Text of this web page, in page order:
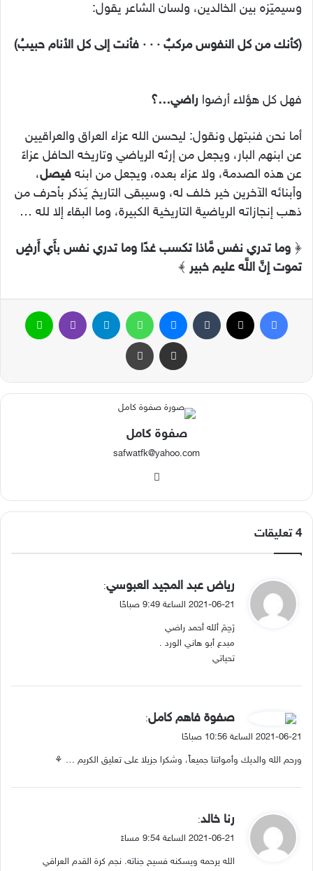
وسيميّزه بين الخالدين، ولسان الشاعر يقول:
(كأنك من كل النفوس مركبٌ · · · فأنت إلى كل الأنام حبيبُ)
فهل كل هؤلاء أرضوا راضي…؟
أما نحن فنبتهل ونقول: ليحسن الله عزاء العراق والعراقيين
عن ابنهم البار، ويجعل من إرثه الرياضي وتاريخه الحافل عزاءً
عن هذه الصدمة، ولا عزاء بعده، ويجعل من ابنه فيصل،
وأبنائه الآخرين خير خلف له، وسيبقى التاريخ يَذكر بأحرف من
ذهب إنجازاته الرياضية التاريخية الكبيرة، وما البقاء إلا لله …
﴿ وما تدري نفس مَّاذا تكسب غدًا وما تدري نفس بأَي أَرضٍ
تموت إِنَّ اللَّه عليم خبير ﴾
فيسبوك ماسنجر واتساب تيلقرام ڤايبر
مشاركة عبر البريد طباعة
صفوة كامل
safwatfk@yahoo.com
‫4 تعليقات
ي
ق
ل
رياض عبد المجيد العبوسي:
2021-06-21 الساعة 9:49 صباحًا
رَحِمَ ألله أحمد راضي
مبدع أبو هاني الورد .
تحياتي
ي
ل
صفوة فاهم كامل:
2021-06-21 الساعة 10:56 صباحًا
ورحم الله والديك وأمواتنا جميعاً، وشكرا جزيلا على تعليق الكريم … ⚘
ي
ق
ل
رنا خالد:
2021-06-21 الساعة 9:54 مساءً
الله يرحمه ويسكنه فسيح جناته. نجم كرة القدم العراقي